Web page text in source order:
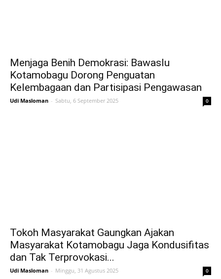
Menjaga Benih Demokrasi: Bawaslu
Kotamobagu Dorong Penguatan
Kelembagaan dan Partisipasi Pengawasan
Udi Masloman - Sabtu, 6 September 2025 0
Tokoh Masyarakat Gaungkan Ajakan
Masyarakat Kotamobagu Jaga Kondusifitas
dan Tak Terprovokasi...
Udi Masloman - Minggu, 31 Agustus 2025 0